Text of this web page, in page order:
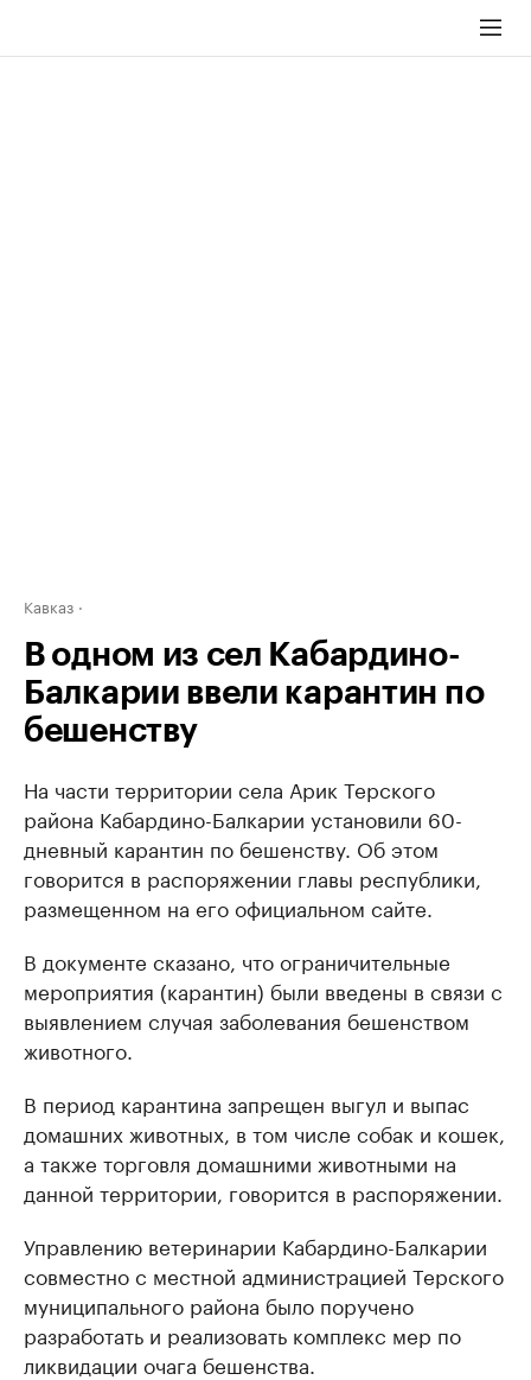
Кавказ
В одном из сел Кабардино-
Балкарии ввели карантин по
бешенству
На части территории села Арик Терского
района Кабардино-Балкарии установили 60-
дневный карантин по бешенству. Об этом
говорится в распоряжении главы республики,
размещенном на его официальном сайте.
В документе сказано, что ограничительные
мероприятия (карантин) были введены в связи с
выявлением случая заболевания бешенством
животного.
В период карантина запрещен выгул и выпас
домашних животных, в том числе собак и кошек,
а также торговля домашними животными на
данной территории, говорится в распоряжении.
Управлению ветеринарии Кабардино-Балкарии
совместно с местной администрацией Терского
муниципального района было поручено
разработать и реализовать комплекс мер по
ликвидации очага бешенства.